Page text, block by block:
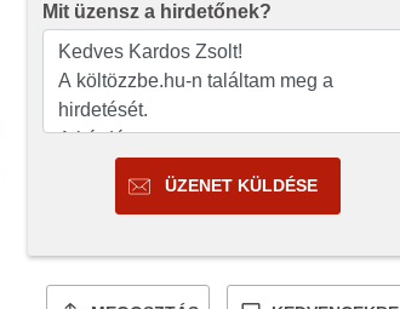
Mit üzensz a hirdetőnek?
ÜZENET KÜLDÉSE